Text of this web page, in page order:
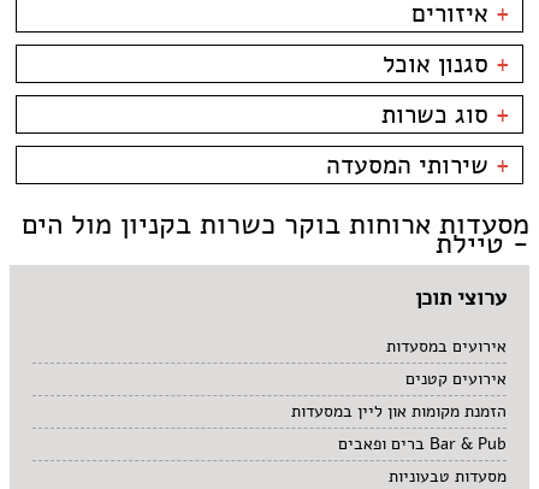
+ איזורים
אילת
מרינה
פארק אופירה
פארק הקרח
קניון מול הים - טיילת
+ סגנון אוכל
בשרים
דגים
צמחוני/טבעוני
פירות ים
סושי
אוכל ביתי
אסייתי
בית קפה
טאפאס בר
תאילנדי
+ סוג כשרות
כשרות
כשר למהדרין
+ שירותי המסעדה
משלוחים
מסעדות ארוחות בוקר כשרות בקניון מול הים
- טיילת
ערוצי תוכן
אירועים במסעדות
אירועים קטנים
הזמנת מקומות און ליין במסעדות
Bar & Pub ברים ופאבים
מסעדות טבעוניות